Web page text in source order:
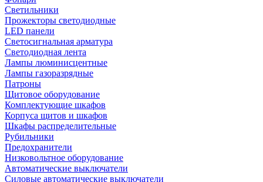
Светильники
Прожекторы светодиодные
LED панели
Светосигнальная арматура
Светодиодная лента
Лампы люминисцентные
Лампы газоразрядные
Патроны
Щитовое оборудование
Комплектующие шкафов
Корпуса щитов и шкафов
Шкафы распределительные
Рубильники
Предохранители
Низковольтное оборудование
Автоматические выключатели
Силовые автоматические выключатели